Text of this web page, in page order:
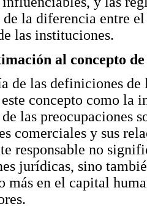
de la diferencia entre
las instituciones.
al concepto
de las definiciones de
concepto como la
de las preocupaciones
comerciales y sus
responsable no
jurídicas, sino
más en el capital